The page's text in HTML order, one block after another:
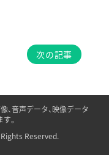
次の記事
、音声データ、映像データ
。
Reserved.